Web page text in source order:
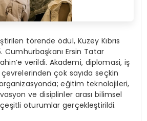
törende ödül, Kuzey Kıbrıs
Cumhurbaşkanı Ersin Tatar
verildi. Akademi, diplomasi, iş
çok sayıda seçkin
eğitim teknolojileri,
ve disiplinler arası bilimsel
oturumlar gerçekleştirildi.